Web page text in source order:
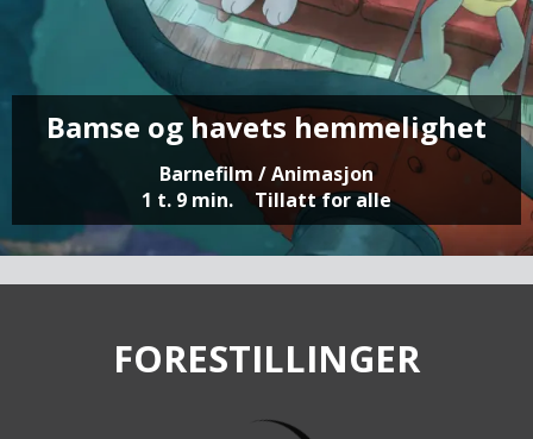
Bamse og havets hemmelighet
Barnefilm / Animasjon
1 t. 9 min.
Tillatt for alle
FORESTILLINGER